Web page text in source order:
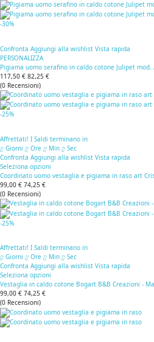
-30%
Confronta Aggiungi alla wishlist Vista rapida
PERSONALIZZA
Pigiama uomo serafino in caldo cotone Julipet mod.
117,50 € 82,25 €
(0 Recensioni)
-25%
Affrettati! I Saldi terminano in
Giorni
Ore Min
Sec
Confronta Aggiungi alla wishlist Vista rapida
Seleziona opzioni
Coordinato uomo vestaglia e pigiama in raso art
99,00 € 74,25 €
(0 Recensioni)
-25%
Affrettati! I Saldi terminano in
Giorni
Ore Min
Sec
Confronta Aggiungi alla wishlist Vista rapida
Seleziona opzioni
Vestaglia in caldo cotone Bogart B&B Creazioni -
99,00 € 74,25 €
(0 Recensioni)